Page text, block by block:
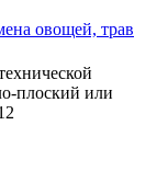
овощей, трав
плоский или